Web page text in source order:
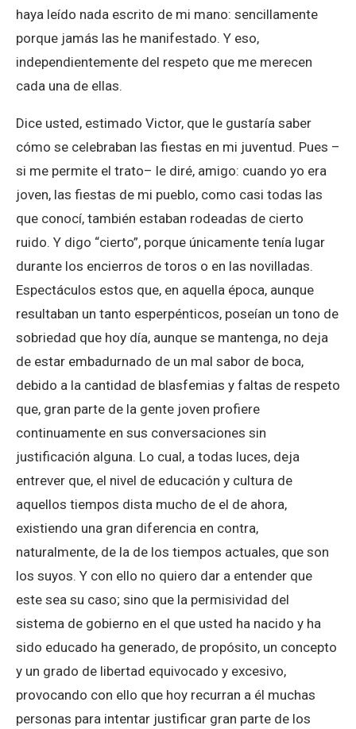
haya leído nada escrito de mi mano: sencillamente
porque jamás las he manifestado. Y eso,
independientemente del respeto que me merecen
cada una de ellas.
Dice usted, estimado Victor, que le gustaría saber
cómo se celebraban las fiestas en mi juventud. Pues –
si me permite el trato– le diré, amigo: cuando yo era
joven, las fiestas de mi pueblo, como casi todas las
que conocí, también estaban rodeadas de cierto
ruido. Y digo “cierto”, porque únicamente tenía lugar
durante los encierros de toros o en las novilladas.
Espectáculos estos que, en aquella época, aunque
resultaban un tanto esperpénticos, poseían un tono de
sobriedad que hoy día, aunque se mantenga, no deja
de estar embadurnado de un mal sabor de boca,
debido a la cantidad de blasfemias y faltas de respeto
que, gran parte de la gente joven profiere
continuamente en sus conversaciones sin
justificación alguna. Lo cual, a todas luces, deja
entrever que, el nivel de educación y cultura de
aquellos tiempos dista mucho de el de ahora,
existiendo una gran diferencia en contra,
naturalmente, de la de los tiempos actuales, que son
los suyos. Y con ello no quiero dar a entender que
este sea su caso; sino que la permisividad del
sistema de gobierno en el que usted ha nacido y ha
sido educado ha generado, de propósito, un concepto
y un grado de libertad equivocado y excesivo,
provocando con ello que hoy recurran a él muchas
personas para intentar justificar gran parte de los